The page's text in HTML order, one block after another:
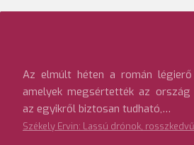
Az elmúlt héten a román
amelyek megsértették az
az egyikről biztosan tudható,…
Székely Ervin: Lassú drónok,